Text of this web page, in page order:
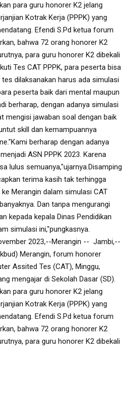
para guru honorer K2 jelang
Kotrak Kerja (PPPK) yang
Efendi S.Pd ketua forum
bahwa 72 orang honorer K2
para guru honorer K2 dibekali
Tes CAT PPPK, para peserta bisa
dilaksanakan harus ada simulasi
peserta baik dari mental maupun
berharap, dengan adanya simulasi
mengisi jawaban soal dengan baik
skill dan kemampuannya
berharap dengan adanya
ASN PPPK 2023. Karena
lulus semuanya,"ujarnya.Disamping
terima kasih tak terhingga
Merangin dalam simulasi CAT
Dan tanpa mengurangi
kepada kepala Dinas Pendidikan
simulasi ini,"pungkasnya.
2023,--Merangin -- Jambi,--
Merangin, forum honorer
Assited Tes (CAT), Minggu,
mengajar di Sekolah Dasar (SD).
para guru honorer K2 jelang
Kotrak Kerja (PPPK) yang
Efendi S.Pd ketua forum
bahwa 72 orang honorer K2
para guru honorer K2 dibekali